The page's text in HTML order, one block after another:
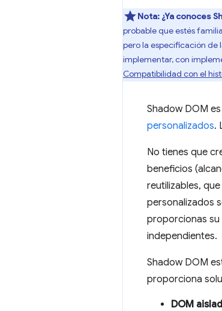
Nota: ¿Ya conoces
probable que estés
pero la especificación de
implementar, con
Compatibilidad con el
Shadow DOM
personalizados.
No tienes que
beneficios
reutilizables,
personalizados
proporcionas su
independientes.
Shadow DOM
proporciona
DOM